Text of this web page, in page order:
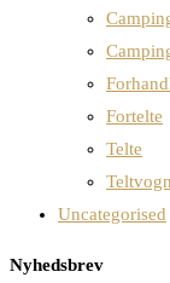
Fortelte
Telte
Uncategorised
Nyhedsbrev